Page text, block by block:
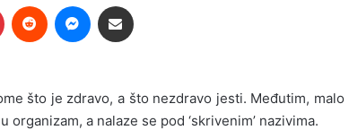
što je zdravo, a što nezdravo jesti. Međutim,
a nalaze se pod ‘skrivenim’ nazivima.